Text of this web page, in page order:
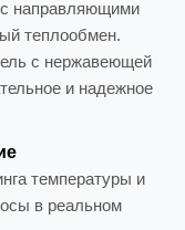
с направляющими
теплообмен.
с нержавеющей
и надежное
температуры и
в реальном